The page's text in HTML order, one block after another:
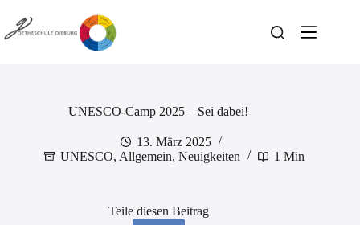
Inhalt
springen
UNESCO-Camp 2025 – Sei dabei!
13. März 2025
UNESCO, Allgemein,Neuigkeiten 1 Min
Teile diesen Beitrag